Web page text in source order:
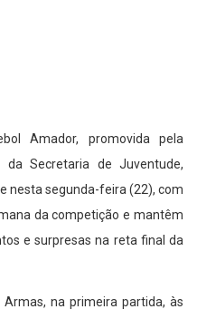
Amador, promovida pela
Secretaria de Juventude,
nesta segunda-feira (22), com
da competição e mantêm
e surpresas na reta final da
na primeira partida, às